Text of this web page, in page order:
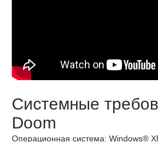
Системные
Doom
Операционная система: Windows®